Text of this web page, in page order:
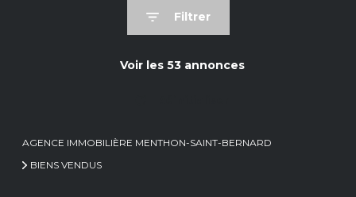
Filtrer
Voir les 53annonces
AGENCE IMMOBILIÈRE MENTHON-SAINT-BERNARD
BIENS VENDUS